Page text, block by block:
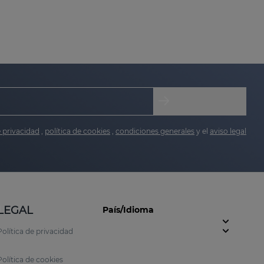
en las pieles más sensibles:
privacidad política de cookies condiciones generales y el aviso legal
de privacidad
de cookies
País/Idioma